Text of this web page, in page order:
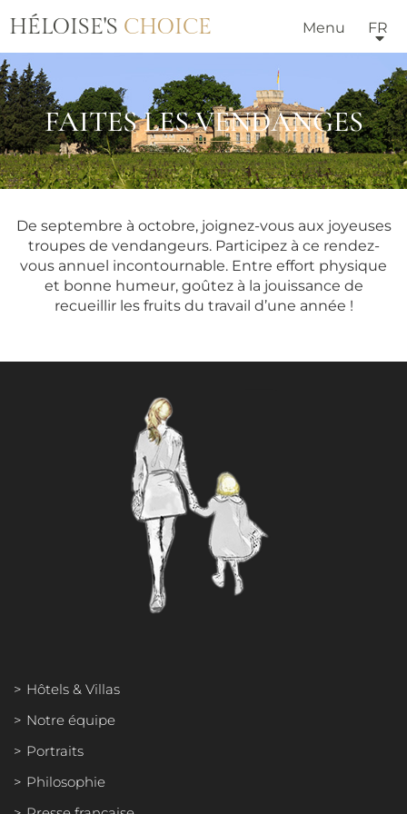
HÉLOISE'S CHOICE Menu FR
HÔTELS & VILLAS
NOTRE ÉQUIPE
PORTRAITS
PHILOSOPHIE
PRESSE INTERNATIONALE
FAITES LES VENDANGES
De septembre à octobre, joignez-vous aux joyeuses
troupes de vendangeurs. Participez à ce rendez-
vous annuel incontournable. Entre effort physique
et bonne humeur, goûtez à la jouissance de
recueillir les fruits du travail d’une année !
Hôtels & Villas
Notre équipe
Portraits
Philosophie